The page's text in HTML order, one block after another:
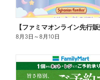
8月3日 ～8月10日